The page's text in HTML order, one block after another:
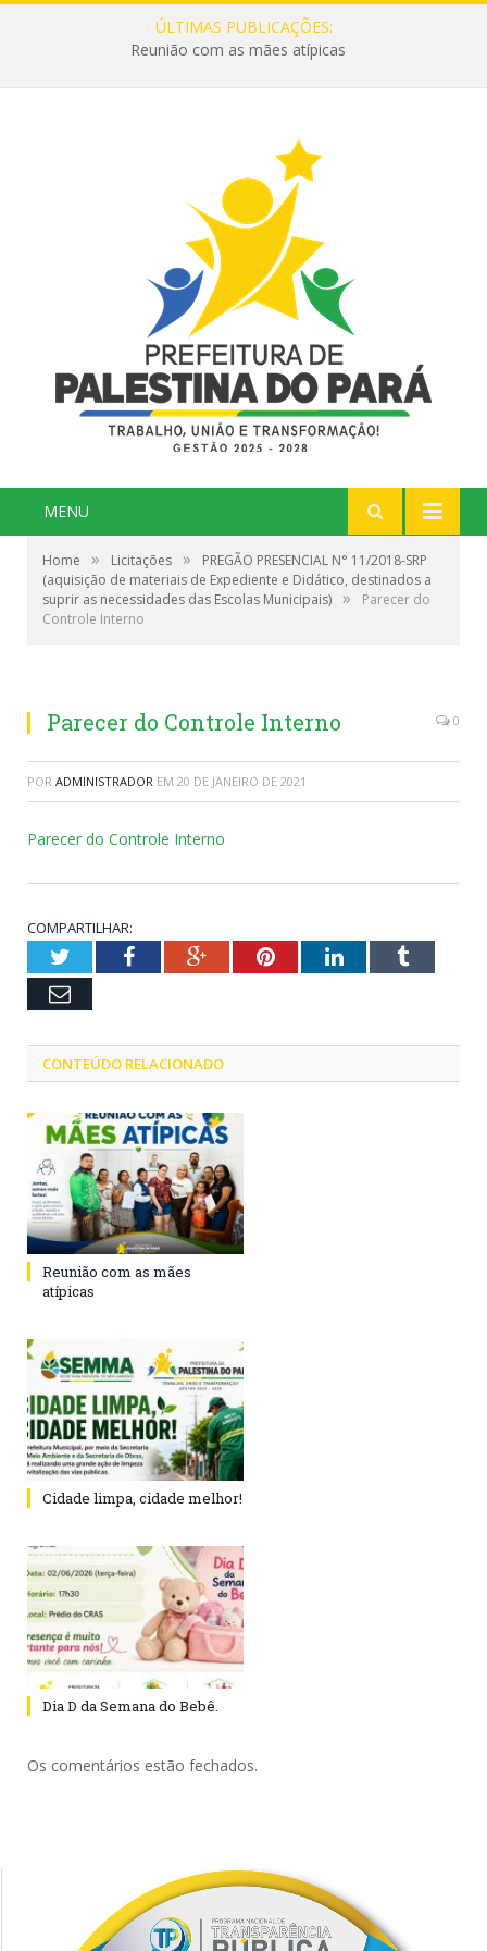
ÚLTIMAS PUBLICAÇÕES:
Reunião com as mães atípicas
MENU
Home » Licitações »
PREGÃO PRESENCIAL N° 11/2018-SRP
(aquisição de materiais de Expediente e Didático, destinados a
suprir as necessidades das Escolas Municipais) »
Parecer do
Controle Interno
Parecer do Controle Interno 0
POR ADMINISTRADOR EM 20 DE JANEIRO DE 2021
Parecer do Controle Interno
COMPARTILHAR:
TwitterFacebookGoogle+PinterestLinkedInTumblr
Email
CONTEÚDO RELACIONADO
Reunião com as mães
atípicas
Cidade limpa, cidade melhor!
Dia D da Semana do Bebê.
Os comentários estão fechados.